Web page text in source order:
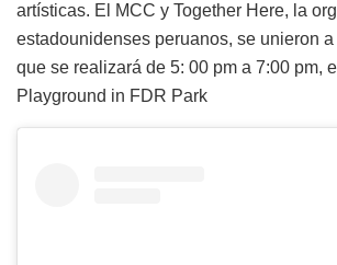
artísticas. El MCC y Together Here, la
estadounidenses peruanos, se unieron
que se realizará de 5: 00 pm a 7:00 pm,
Playground in FDR Park